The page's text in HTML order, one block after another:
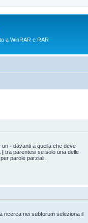
a WinRAR e RAR
un - davanti a quella che deve
| tra parentesi se solo una delle
parole parziali.
ricerca nei subforum seleziona il